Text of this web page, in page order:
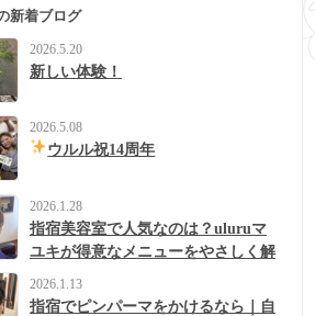
新着ブログ
2026.5.20
新しい体験！
2026.5.08
ウルル祝14周年
2026.1.28
指宿美容室で人気なのは？uluruマ
ユキが得意なメニューをやさしく解
2026.1.13
指宿でピンパーマをかけるなら｜自